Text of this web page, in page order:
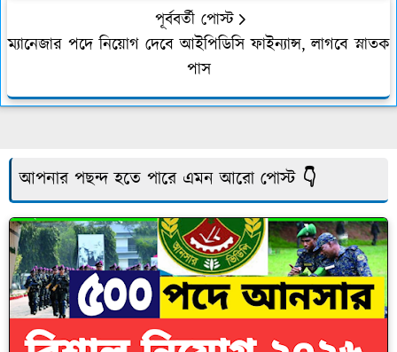
পূর্ববর্তী পোস্ট
ম্যানেজার পদে নিয়োগ দেবে আইপিডিসি ফাইন্যান্স, লাগবে স্নাতক
পাস
আপনার পছন্দ হতে পারে এমন আরো পোস্ট 👇